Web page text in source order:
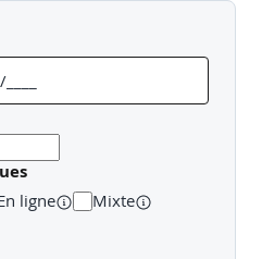
conforme : Identifier les
les seuils
– Préparer un dossier
stagiaires
ligne
Mixte